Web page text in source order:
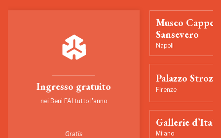
Ingresso gratuito
nei Beni FAI tutto l'anno
Gratis
Museo
Sansevero
Napoli
Palazzo Strozzi
Firenze
Gallerie
Milano